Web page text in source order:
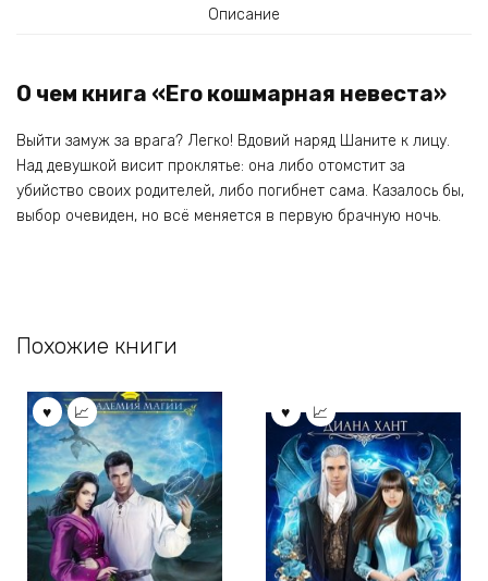
Описание
О чем книга «Его кошмарная невеста»
Выйти замуж за врага? Легко! Вдовий наряд Шаните к лицу.
Над девушкой висит проклятье: она либо отомстит за
убийство своих родителей, либо погибнет сама. Казалось бы,
выбор очевиден, но всё меняется в первую брачную ночь.
Похожие книги